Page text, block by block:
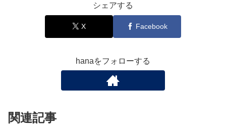
シェアする
X Facebook
hanaをフォローする
関連記事